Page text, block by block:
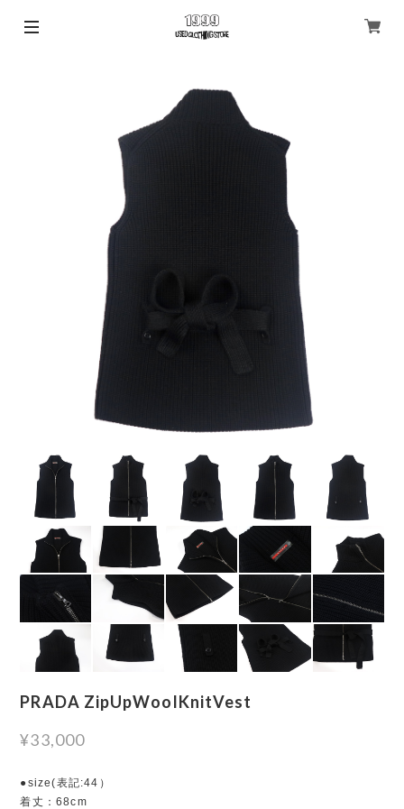
PRADA ZipUpWoolKnitVest
¥33,000
●size(表記:44）
着丈：68cm